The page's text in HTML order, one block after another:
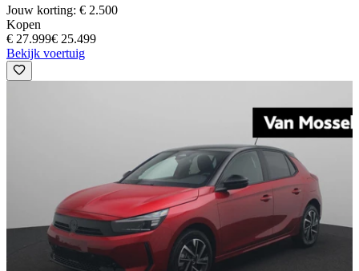
Jouw korting: € 2.500
Kopen
€ 27.999€ 25.499
Bekijk voertuig